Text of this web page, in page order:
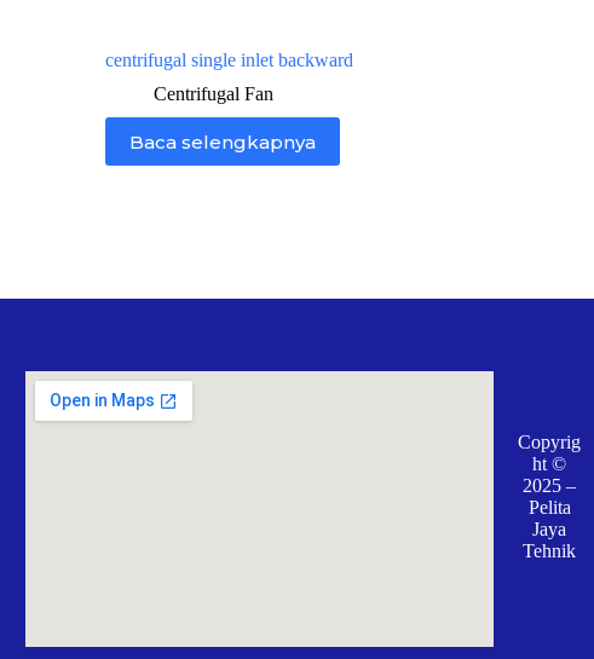
centrifugal single inlet backward
Centrifugal Fan
Baca selengkapnya
Copyrig
ht ©
2025 –
Pelita
Jaya
Tehnik